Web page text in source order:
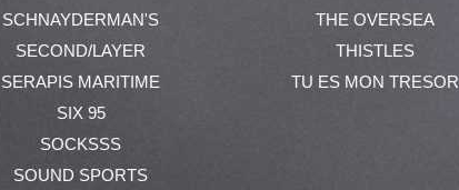
SCHNAYDERMAN'S
SECOND/LAYER
SERAPIS MARITIME
SIX 95
SOCKSSS
SOUND SPORTS
THE OVERSEA
THISTLES
TU ES MON TRESOR